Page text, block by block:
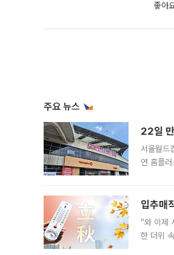
좋아
주요 뉴스
22일
서울월드
연 홈플
입추매
“와 이제
한 더위